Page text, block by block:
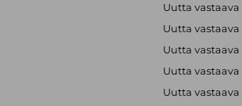
Uutta vastaava
Uutta vastaava
Uutta vastaava
Uutta vastaava
Uutta vastaava